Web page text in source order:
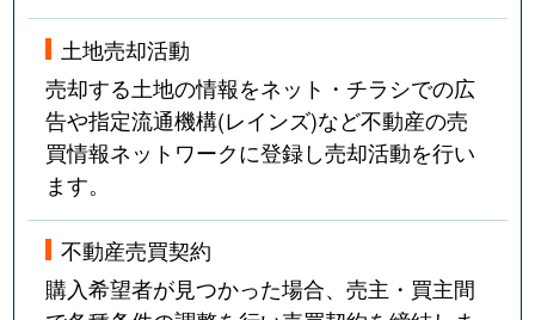
土地売却活動
売却する土地の情報をネット・チラシでの広
告や指定流通機構(レインズ)など不動産の売
買情報ネットワークに登録し売却活動を行い
ます。
不動産売買契約
購入希望者が見つかった場合、売主・買主間